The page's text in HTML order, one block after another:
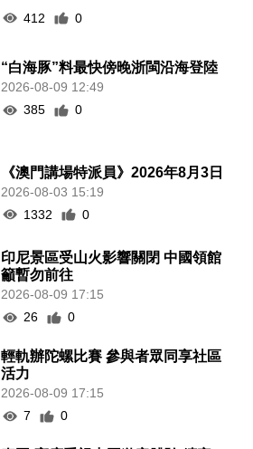
412
0
“白海豚”料最快傍晚浙閩沿海登陸
2026-08-09 12:49
385
0
《澳門講場特派員》2026年8月3日
2026-08-03 15:19
1332
0
印尼景區受山火影響關閉 中國領館
籲暫勿前往
2026-08-09 17:15
26
0
輕軌辦陀螺比賽 參與者眾同享社區
活力
2026-08-09 17:15
7
0